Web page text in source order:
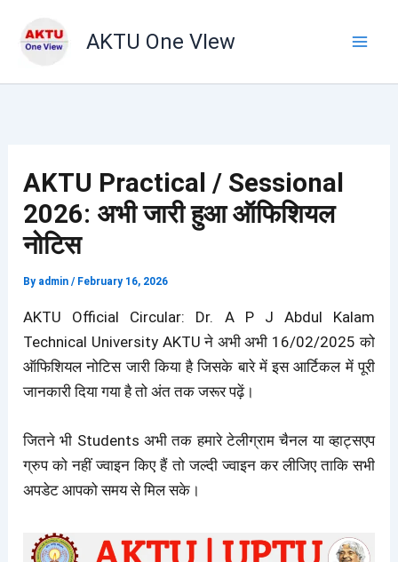
AKTU One VIew
AKTU Practical / Sessional
2026: अभी जारी हुआ ऑफिशियल
नोटिस
By admin/ February 16, 2026
AKTU Official Circular: Dr. A P J Abdul Kalam
Technical University AKTU ने अभी अभी 16/02/2025 को
ऑफिशियल नोटिस जारी किया है जिसके बारे में इस आर्टिकल में पूरी
जानकारी दिया गया है तो अंत तक जरूर पढ़ें।
जितने भी Students अभी तक हमारे टेलीग्राम चैनल या व्हाट्सएप
ग्रुप को नहीं ज्वाइन किए हैं तो जल्दी ज्वाइन कर लीजिए ताकि सभी
अपडेट आपको समय से मिल सके।